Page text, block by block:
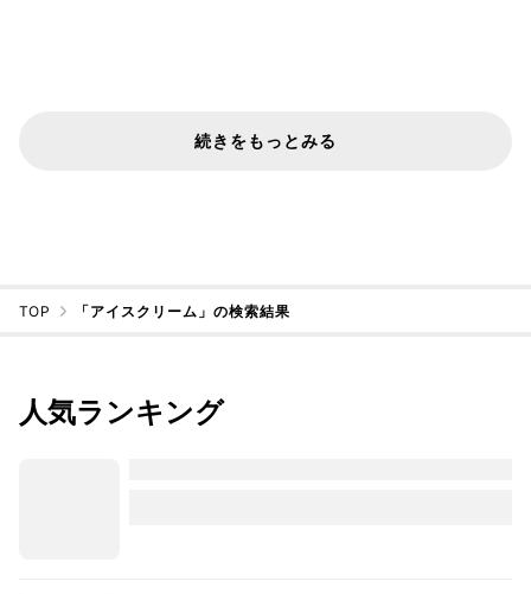
続きをもっとみる
TOP 「アイスクリーム」の検索結果
人気ランキング